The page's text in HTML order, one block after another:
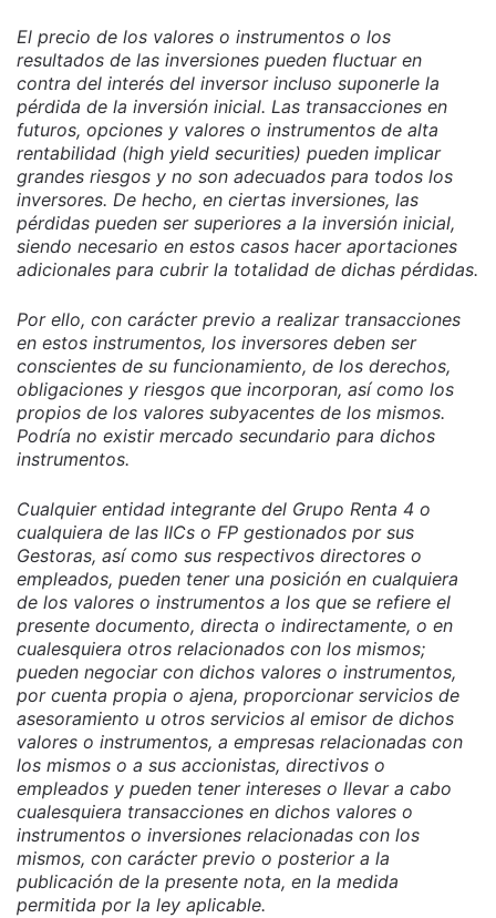
El precio de los valores o instrumentos o los
resultados de las inversiones pueden fluctuar en
contra del interés del inversor incluso suponerle la
pérdida de la inversión inicial. Las transacciones en
futuros, opciones y valores o instrumentos de alta
rentabilidad (high yield securities) pueden implicar
grandes riesgos y no son adecuados para todos los
inversores. De hecho, en ciertas inversiones, las
pérdidas pueden ser superiores a la inversión inicial,
siendo necesario en estos casos hacer aportaciones
adicionales para cubrir la totalidad de dichas pérdidas.
Por ello, con carácter previo a realizar transacciones
en estos instrumentos, los inversores deben ser
conscientes de su funcionamiento, de los derechos,
obligaciones y riesgos que incorporan, así como los
propios de los valores subyacentes de los mismos.
Podría no existir mercado secundario para dichos
instrumentos.
Cualquier entidad integrante del Grupo Renta 4 o
cualquiera de las IICs o FP gestionados por sus
Gestoras, así como sus respectivos directores o
empleados, pueden tener una posición en cualquiera
de los valores o instrumentos a los que se refiere el
presente documento, directa o indirectamente, o en
cualesquiera otros relacionados con los mismos;
pueden negociar con dichos valores o instrumentos,
por cuenta propia o ajena, proporcionar servicios de
asesoramiento u otros servicios al emisor de dichos
valores o instrumentos, a empresas relacionadas con
los mismos o a sus accionistas, directivos o
empleados y pueden tener intereses o llevar a cabo
cualesquiera transacciones en dichos valores o
instrumentos o inversiones relacionadas con los
mismos, con carácter previo o posterior a la
publicación de la presente nota, en la medida
permitida por la ley aplicable.